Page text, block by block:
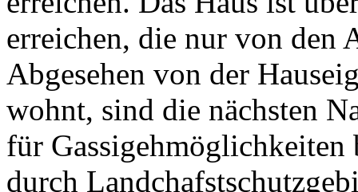
erreichen, die nur von den
Abgesehen von der
wohnt, sind die nächsten
für Gassigehmöglichkeiten
durch